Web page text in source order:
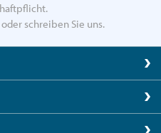
schreiben Sie uns.